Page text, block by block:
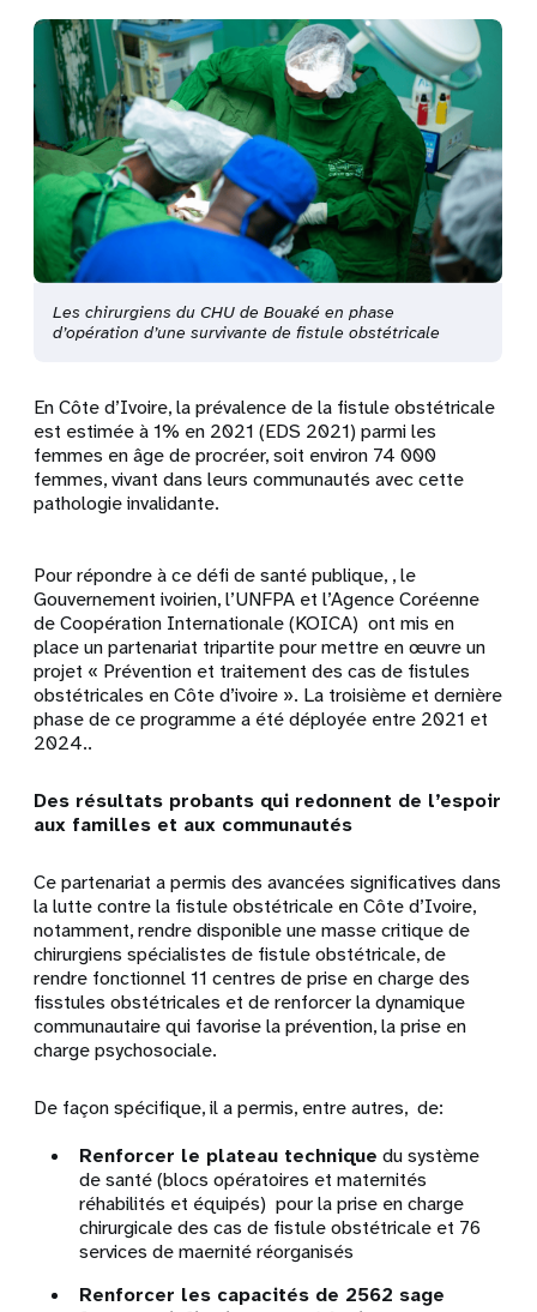
Les chirurgiens du CHU de Bouaké en phase
d’opération d’une survivante de fistule obstétricale
En Côte d’Ivoire, la prévalence de la fistule obstétricale
est estimée à 1% en 2021 (EDS 2021) parmi les
femmes en âge de procréer, soit environ 74 000
femmes, vivant dans leurs communautés avec cette
pathologie invalidante.
Pour répondre à ce défi de santé publique, , le
Gouvernement ivoirien, l’UNFPA et l’Agence Coréenne
de Coopération Internationale (KOICA) ont mis en
place un partenariat tripartite pour mettre en œuvre un
projet « Prévention et traitement des cas de fistules
obstétricales en Côte d’ivoire ». La troisième et dernière
phase de ce programme a été déployée entre 2021 et
2024..
Des résultats probants qui redonnent de l’espoir
aux familles et aux communautés
Ce partenariat a permis des avancées significatives dans
la lutte contre la fistule obstétricale en Côte d’Ivoire,
notamment, rendre disponible une masse critique de
chirurgiens spécialistes de fistule obstétricale, de
rendre fonctionnel 11 centres de prise en charge des
fisstules obstétricales et de renforcer la dynamique
communautaire qui favorise la prévention, la prise en
charge psychosociale.
De façon spécifique, il a permis, entre autres, de:
Renforcer le plateau technique du système
de santé (blocs opératoires et maternités
réhabilités et équipés) pour la prise en charge
chirurgicale des cas de fistule obstétricale et 76
services de maernité réorganisés
Renforcer les capacités de 2562 sage